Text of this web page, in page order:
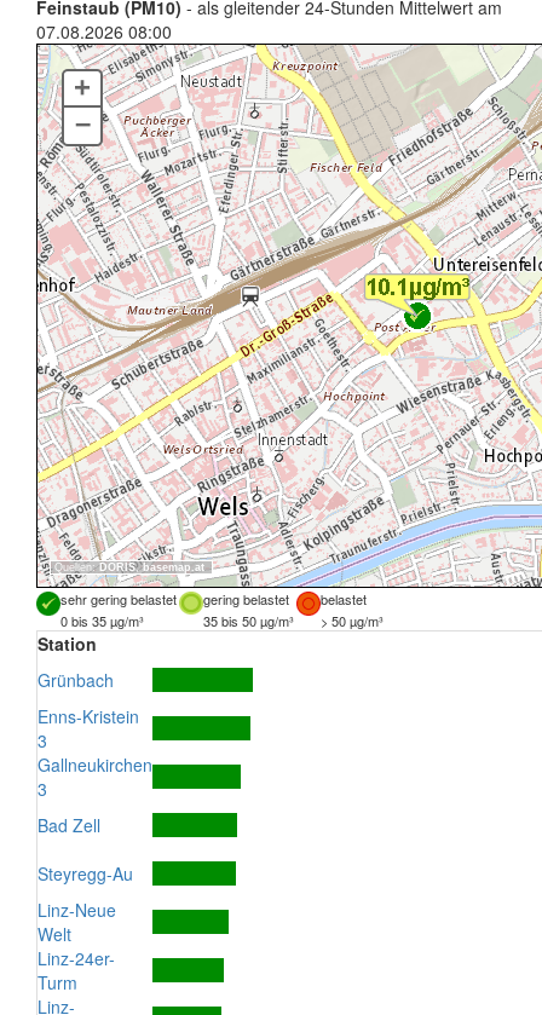
Feinstaub (PM10) - als gleitender 24-Stunden Mittelwert am
07.08.2026 08:00
Quellen: DORIS, basemap.at
+
–
sehr gering belastet gering belastet
belastet
0 bis 35 µg/m³
35 bis 50 µg/m³ > 50 µg/m³
Station
Grünbach
Enns-Kristein
3
Gallneukirchen
3
Bad Zell
Steyregg-Au
Linz-Neue
Welt
Linz-24er-
Turm
Linz-